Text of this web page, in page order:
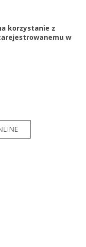
korzystanie z
w